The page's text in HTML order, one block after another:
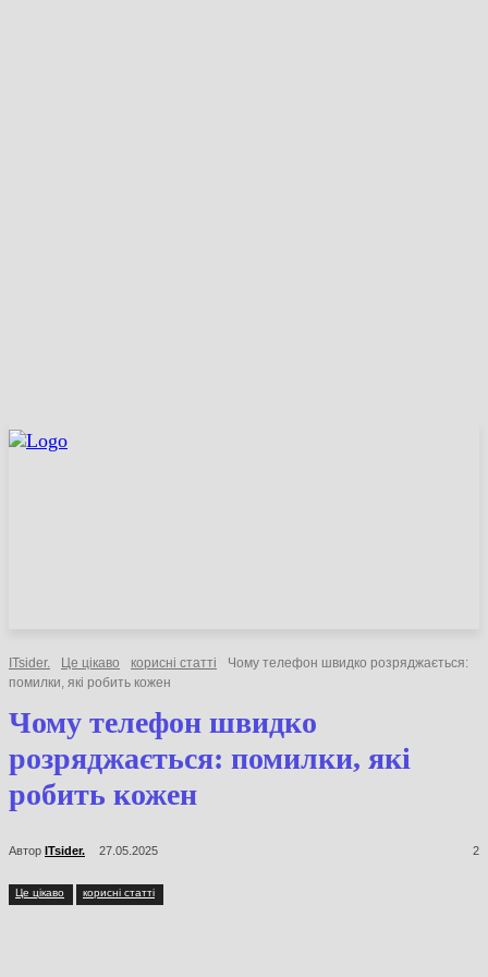
ITsider. Це цікаво корисні статті
Чому телефон швидко розряджається:
помилки, які робить кожен
Чому телефон швидко
розряджається: помилки, які
робить кожен
Автор ITsider. 27.05.2025 2
Це цікаво корисні статті